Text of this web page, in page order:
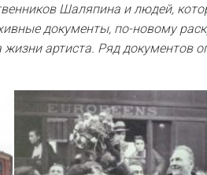
Шаляпина и людей,
документы, по-новому
артиста. Ряд документов